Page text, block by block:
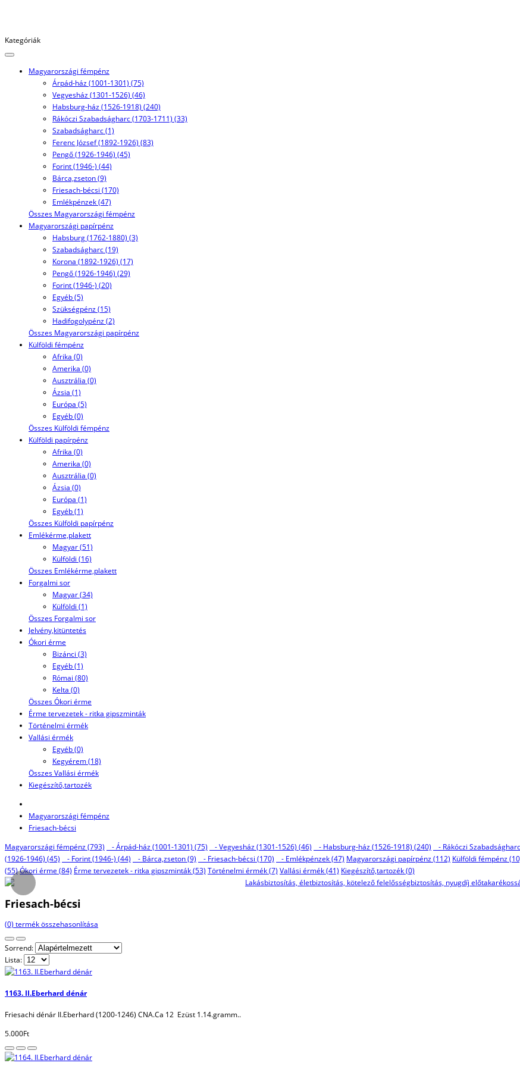
Kategóriák
Magyarországi fémpénz
Árpád-ház (1001-1301) (75)
Vegyesház (1301-1526) (46)
Habsburg-ház (1526-1918) (240)
Rákóczi Szabadságharc (1703-1711) (33)
Szabadságharc (1)
Ferenc József (1892-1926) (83)
Pengő (1926-1946) (45)
Forint (1946-) (44)
Bárca,zseton (9)
Friesach-bécsi (170)
Emlékpénzek (47)
Összes Magyarországi fémpénz
Magyarországi papírpénz
Habsburg (1762-1880) (3)
Szabadságharc (19)
Korona (1892-1926) (17)
Pengő (1926-1946) (29)
Forint (1946-) (20)
Egyéb (5)
Szükségpénz (15)
Hadifogolypénz (2)
Összes Magyarországi papírpénz
Külföldi fémpénz
Afrika (0)
Amerika (0)
Ausztrália (0)
Ázsia (1)
Európa (5)
Egyéb (0)
Összes Külföldi fémpénz
Külföldi papírpénz
Afrika (0)
Amerika (0)
Ausztrália (0)
Ázsia (0)
Európa (1)
Egyéb (1)
Összes Külföldi papírpénz
Emlékérme,plakett
Magyar (51)
Külföldi (16)
Összes Emlékérme,plakett
Forgalmi sor
Magyar (34)
Külföldi (1)
Összes Forgalmi sor
Jelvény,kitüntetés
Ókori érme
Bizánci (3)
Egyéb (1)
Római (80)
Kelta (0)
Összes Ókori érme
Érme tervezetek - ritka gipszminták
Történelmi érmék
Vallási érmék
Egyéb (0)
Kegyérem (18)
Összes Vallási érmék
Kiegészítő,tartozék
Magyarországi fémpénz
Friesach-bécsi
Magyarországi fémpénz (793)
- Árpád-ház (1001-1301) (75) - Vegyesház (1301-1526) (46) - Habsburg-ház (1526-1918) (240) - Rákóczi
(1926-1946) (45)
- Forint (1946-) (44) - Bárca,zseton (9) - Friesach-bécsi (170) - Emlékpénzek (47) Magyarországi papírpénz (112) Külföldi fémpénz
(55)Ókori érme (84) Érme tervezetek - ritka gipszminták (53) Történelmi érmék (7) Vallási érmék (41) Kiegészítő,tartozék (0)
Friesach-bécsi
(0) termék összehasonlítása
Sorrend:
Lista:
1163. II.Eberhard dénár
Friesachi dénár II.Eberhard (1200-1246) CNA.Ca 12 Ezüst 1.14.gramm..
5.000Ft